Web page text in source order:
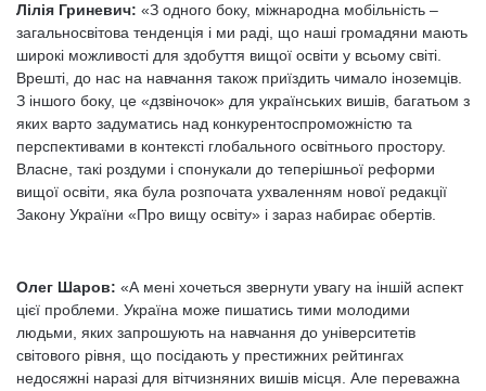
Лілія Гриневич: «З одного боку, міжнародна мобільність –
загальносвітова тенденція і ми раді, що наші громадяни мають
широкі можливості для здобуття вищої освіти у всьому світі.
Врешті, до нас на навчання також приїздить чимало іноземців.
З іншого боку, це «дзвіночок» для українських вишів, багатьом з
яких варто задуматись над конкурентоспроможністю та
перспективами в контексті глобального освітнього простору.
Власне, такі роздуми і спонукали до теперішньої реформи
вищої освіти, яка була розпочата ухваленням нової редакції
Закону України «Про вищу освіту» і зараз набирає обертів.
Олег Шаров: «А мені хочеться звернути увагу на іншій аспект
цієї проблеми. Україна може пишатись тими молодими
людьми, яких запрошують на навчання до університетів
світового рівня, що посідають у престижних рейтингах
недосяжні наразі для вітчизняних вишів місця. Але переважна